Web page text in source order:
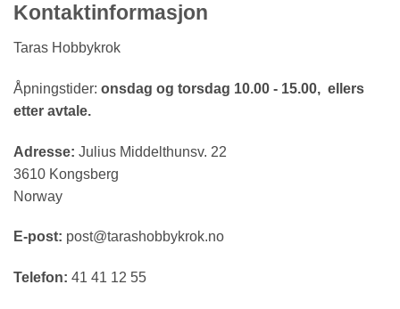
Kontaktinformasjon
Taras Hobbykrok
Åpningstider: onsdag og torsdag 10.00 - 15.00, ellers
etter avtale.
Adresse: Julius Middelthunsv. 22
3610 Kongsberg
Norway
E-post: post@tarashobbykrok.no
Telefon: 41 41 12 55